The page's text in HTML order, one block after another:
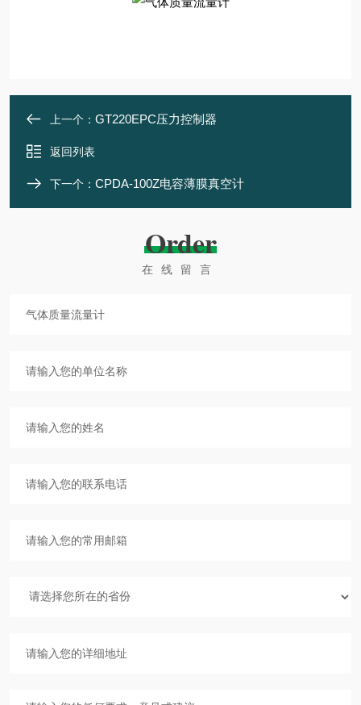
上一个： GT220EPC压力控制器
返回列表
下一个： CPDA-100Z电容薄膜真空计
Order
在线留言